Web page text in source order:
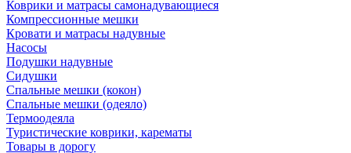
Коврики и матрасы самонадувающиеся
Компрессионные мешки
Кровати и матрасы надувные
Насосы
Подушки надувные
Сидушки
Спальные мешки (кокон)
Спальные мешки (одеяло)
Термоодеяла
Туристические коврики, карематы
Товары в дорогу